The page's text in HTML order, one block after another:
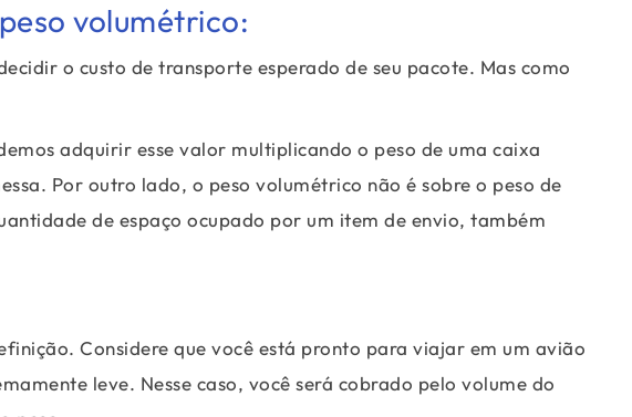
volumétrico:
o custo de transporte esperado de seu pacote. Mas como
adquirir esse valor multiplicando o peso de uma caixa
Por outro lado, o peso volumétrico não é sobre o peso de
de espaço ocupado por um item de envio, também
Considere que você está pronto para viajar em um avião
leve. Nesse caso, você será cobrado pelo volume do